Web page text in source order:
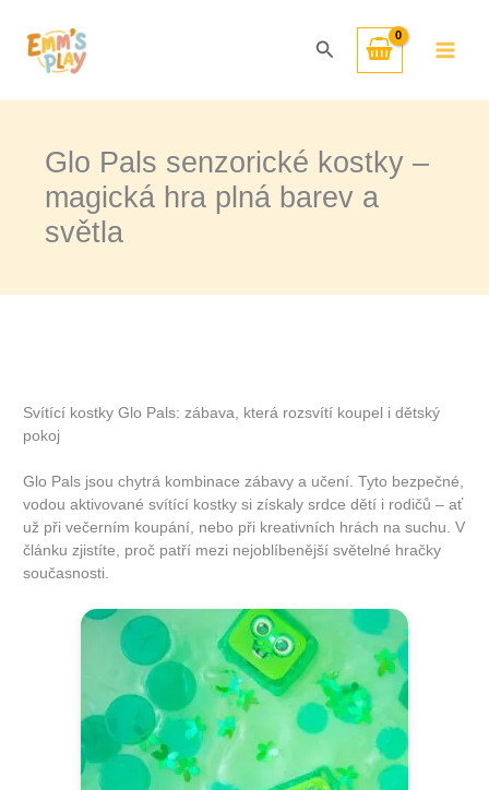
obsah
Hledat
Glo Pals senzorické kostky –
magická hra plná barev a
světla
Svítící kostky Glo Pals: zábava, která rozsvítí koupel i dětský
pokoj
Glo Pals jsou chytrá kombinace zábavy a učení. Tyto bezpečné,
vodou aktivované svítící kostky si získaly srdce dětí i rodičů – ať
už při večerním koupání, nebo při kreativních hrách na suchu. V
článku zjistíte, proč patří mezi nejoblíbenější světelné hračky
současnosti.